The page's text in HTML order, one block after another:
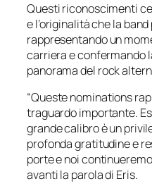
Questi riconoscimenti
e l’originalità che la
rappresentando un
carriera e confermando
panorama del rock
“Queste nominations
traguardo importante.
grande calibro è un
profonda gratitudine e
porte e noi
avanti la parola di Eris.